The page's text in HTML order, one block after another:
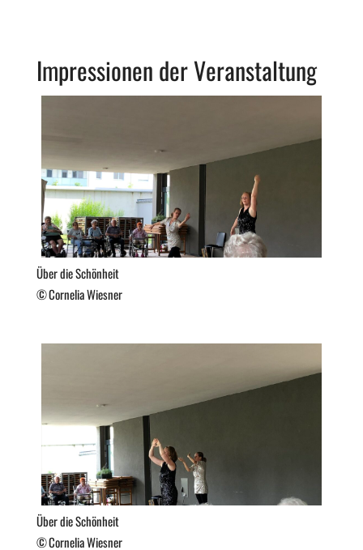
Impressionen der Veranstaltung
Über die Schönheit
Cornelia Wiesner
Über die Schönheit
Cornelia Wiesner